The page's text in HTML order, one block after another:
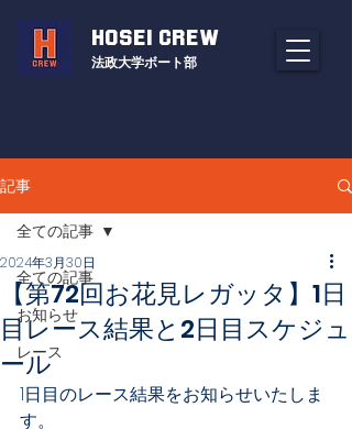
HOSEI CREW
法政大学ボート部
記事
全ての記事
お知らせ
レース
全ての記事
【第72回お花見レガッタ】1日
目レース結果と2日目スケジュ
ール
2024年3月30日
1日目のレース結果をお知らせいたしま
す。